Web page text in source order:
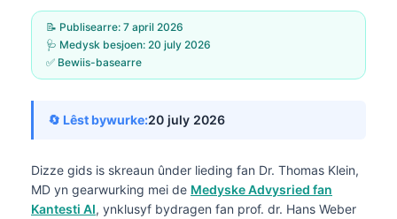
📝 Publisearre: 7 april 2026
🩺 Medysk besjoen: 20 july 2026
✅ Bewiis-basearre
🔄 Lêst bywurke:20 july 2026
Dizze gids is skreaun ûnder lieding fan Dr. Thomas Klein,
MD yn gearwurking mei de Medyske Advysried fan
Kantesti AI, ynklusyf bydragen fan prof. dr. Hans Weber